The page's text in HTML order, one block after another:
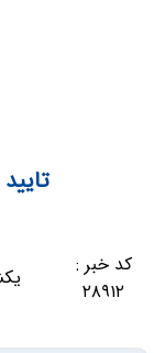
کد خبر :
۲۸۹۱۲
یکشنبه،